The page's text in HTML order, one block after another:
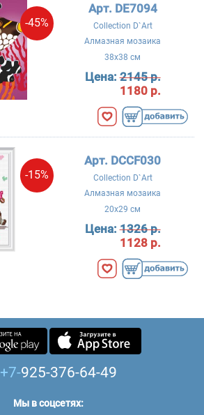
-45%
Арт. DE7094
Collection D`Art
Алмазная мозаика
38x38 см
Цена:2145 р.
1180 р.
-15%
Арт. DCCF030
Collection D`Art
Алмазная мозаика
20x29 см
Цена:1326 р.
1128 р.
+7-925-376-64-49
Мы в соцсетях: